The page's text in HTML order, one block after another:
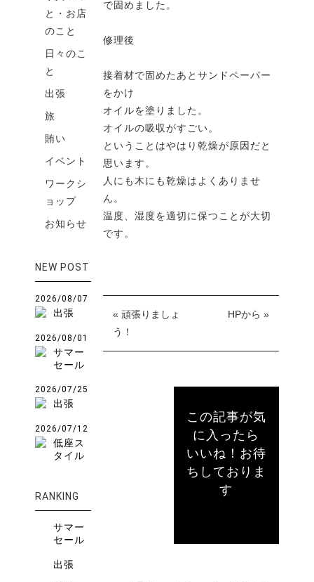
で固めました。
修理後
接着材で固めたあとサンドペーパー
をかけ
オイルを塗りました。
オイルの吸収がすごい。
ということはやはり乾燥が原因だと
思います。
人にも木にも乾燥はよくありませ
ん。
温度、湿度を適切に保つことが大切
です。
« 頑張りましょ
う！
HPから »
この記事が気
に入ったら
いいね！お待
ちしておりま
す
と・お店
のこと
日々のこ
と
出張
旅
賄い
イベント
ワークシ
ョップ
お知らせ
NEW POST
2026/08/07
出張
2026/08/01
サマー
セール
2026/07/25
出張
2026/07/12
低座ス
タイル
RANKING
サマー
セール
出張